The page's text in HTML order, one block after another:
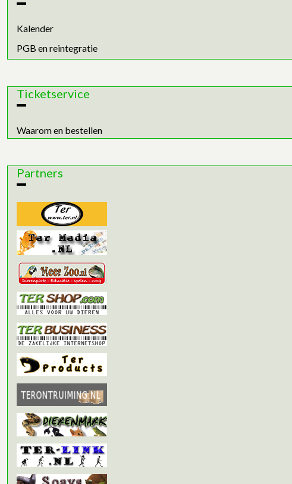
Kalender
PGB en reintegratie
Ticketservice
Waarom en bestellen
Partners